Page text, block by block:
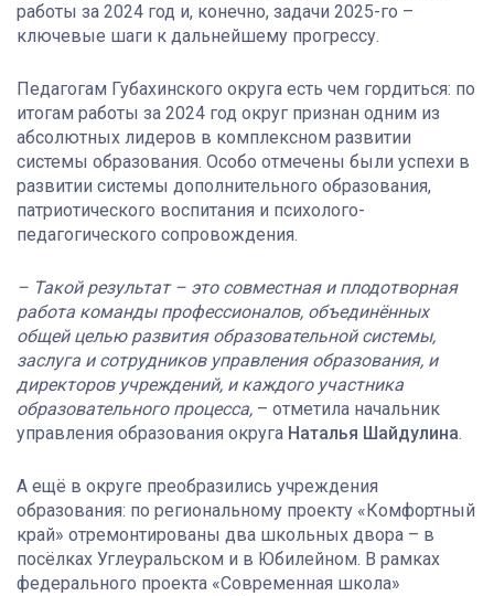
работы за 2024 год и, конечно, задачи 2025-го –
ключевые шаги к дальнейшему прогрессу.
Педагогам Губахинского округа есть чем гордиться: по
итогам работы за 2024 год округ признан одним из
абсолютных лидеров в комплексном развитии
системы образования. Особо отмечены были успехи в
развитии системы дополнительного образования,
патриотического воспитания и психолого-
педагогического сопровождения.
– Такой результат – это совместная и плодотворная
работа команды профессионалов, объединённых
общей целью развития образовательной системы,
заслуга и сотрудников управления образования, и
директоров учреждений, и каждого участника
образовательного процесса, – отметила начальник
управления образования округа Наталья Шайдулина.
А ещё в округе преобразились учреждения
образования: по региональному проекту «Комфортный
край» отремонтированы два школьных двора – в
посёлках Углеуральском и в Юбилейном. В рамках
федерального проекта «Современная школа»